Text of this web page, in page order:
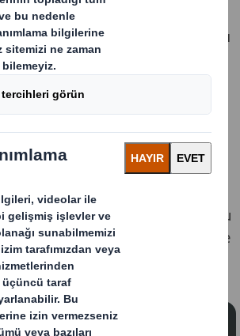
Stratejimizi 2020 yılında
Ekonomiye olan bağlılığımızı
Ambalajı Yeniden Tanımlama
iddialı yakın ve uzun vadeli
Stratejimiz, bugün
sürdürülebilirlik zorluklarının
etkileyecek olanlara
ve 'Gelecek' için hedefler içeriyor. Bu
döngüsel bir ekonomiye geçişe
İçerik Engellendi